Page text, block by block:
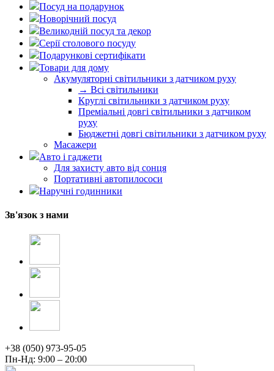
Посуд на подарунок
Новорічний посуд
Великодній посуд та декор
Серії столового посуду
Подарункові сертифікати
Товари для дому
Акумуляторні світильники з датчиком руху
→ Всі світильники
Круглі світильники з датчиком руху
Преміальні довгі світильники з датчиком
руху
Бюджетні довгі світильники з датчиком руху
Масажери
Авто і гаджети
Для захисту авто від сонця
Портативні автопилососи
Наручні годинники
Зв'язок з нами
+38 (050) 973-95-05
Пн-Нд: 9:00 – 20:00